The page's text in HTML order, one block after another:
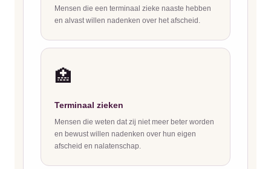
Mensen die een terminaal zieke naaste hebben
en alvast willen nadenken over het afscheid.
🏥
Terminaal zieken
Mensen die weten dat zij niet meer beter worden
en bewust willen nadenken over hun eigen
afscheid en nalatenschap.